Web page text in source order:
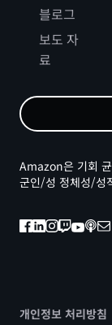
블로그
보도 자
료
Amazon은 기회
군인/성 정체성/성
개인정보 처리방침